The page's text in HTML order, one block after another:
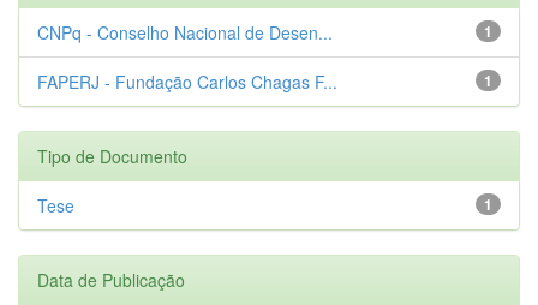
1
CNPq - Conselho Nacional de Desen...
1
FAPERJ - Fundação Carlos Chagas F...
Tipo de Documento
1
Tese
Data de Publicação